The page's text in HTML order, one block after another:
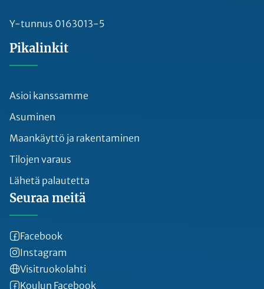
Y-tunnus 0163013-5
Pikalinkit
Asioi kanssamme
Asuminen
Maankäyttö ja rakentaminen
Tilojen varaus
Lähetä palautetta
Seuraa meitä
Facebook
Instagram
Visitruokolahti
Koulun Facebook